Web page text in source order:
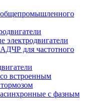
общепромышленного
для частотного
встроенным
с фазным